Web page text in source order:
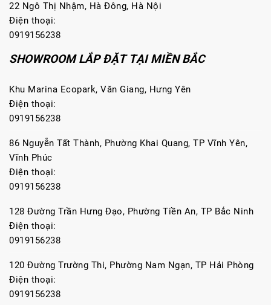
22 Ngô Thị Nhậm, Hà Đông, Hà Nội
Điện thoại:
0919156238
SHOWROOM LẮP ĐẶT TẠI MIỀN BẮC
Khu Marina Ecopark, Văn Giang, Hưng Yên
Điện thoại:
0919156238
86 Nguyễn Tất Thành, Phường Khai Quang, TP Vĩnh Yên,
Vĩnh Phúc
Điện thoại:
0919156238
128 Đường Trần Hưng Đạo, Phường Tiền An, TP Bắc Ninh
Điện thoại:
0919156238
120 Đường Trường Thi, Phường Nam Ngạn, TP Hải Phòng
Điện thoại:
0919156238